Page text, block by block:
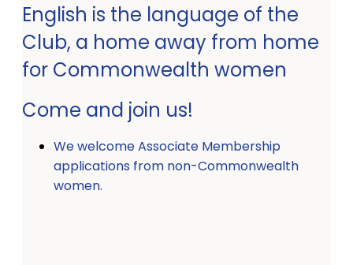
English is the language of the
Club, a home away from home
for Commonwealth women
Come and join us!
We welcome Associate Membership
applications from non-Commonwealth
women.